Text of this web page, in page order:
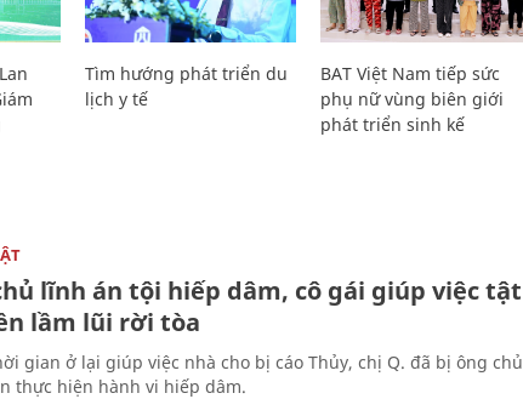
Tìm hướng phát triển du
lịch y tế
BAT Việt Nam tiếp sức
phụ nữ vùng biên giới
phát triển sinh kế
lĩnh án tội hiếp dâm, cô gái giúp việc tật
lầm lũi rời tòa
gian ở lại giúp việc nhà cho bị cáo Thủy, chị Q. đã bị ông chủ
thực hiện hành vi hiếp dâm.